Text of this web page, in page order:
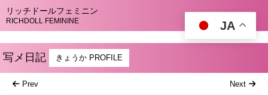
リッチドールフェミニン
RICHDOLL FEMININE JA
写メ日記 きょうか PROFILE
Prev Next